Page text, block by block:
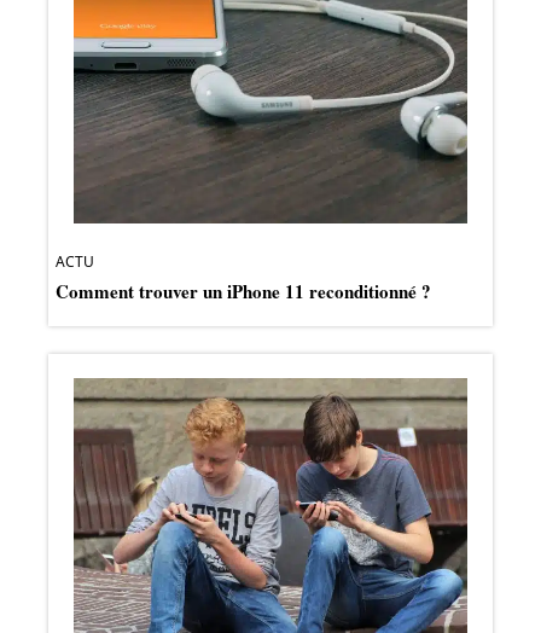
ACTU
Comment trouver un iPhone 11 reconditionné ?